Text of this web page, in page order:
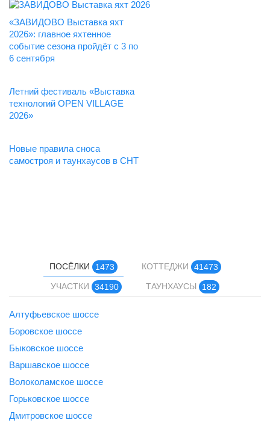
«ЗАВИДОВО Выставка яхт
2026»: главное яхтенное
событие сезона пройдёт с 3 по
6 сентября
Летний фестиваль «Выставка
технологий OPEN VILLAGE
2026»
Новые правила сноса
самостроя и таунхаусов в СНТ
ПОСЁЛКИ 1473 КОТТЕДЖИ
41473
УЧАСТКИ
34190 ТАУНХАУСЫ 182
Алтуфьевское шоссе
Боровское шоссе
Быковское шоссе
Варшавское шоссе
Волоколамское шоссе
Горьковское шоссе
Дмитровское шоссе